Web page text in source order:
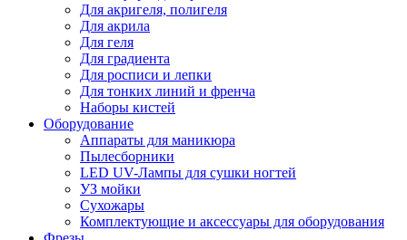
Для акригеля, полигеля
Для акрила
Для геля
Для градиента
Для росписи и лепки
Для тонких линий и френча
Наборы кистей
Оборудование
Аппараты для маникюра
Пылесборники
LED UV-Лампы для сушки ногтей
УЗ мойки
Сухожары
Комплектующие и аксессуары для оборудования